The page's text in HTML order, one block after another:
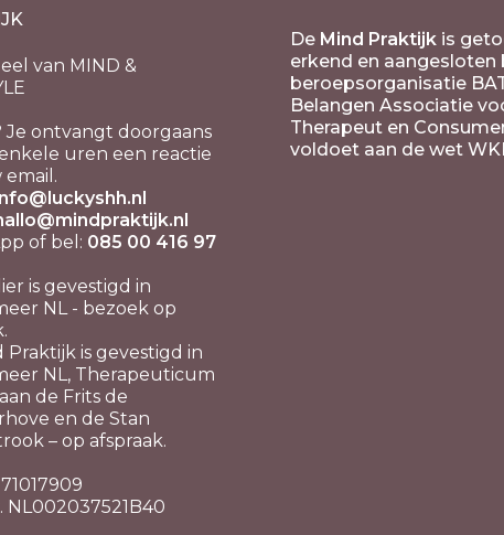
van MIND &
Je ontvangt doorgaans
uren een reactie
of bel: 085 00 416 97
is gevestigd in
NL - bezoek op
Praktijk is gevestigd in
NL, Therapeuticum
de Frits de
en de Stan
– op afspraak.
NL002037521B40
De Mind Praktijk is
erkend en aangesloten
beroepsorganisatie
Belangen Associatie
Therapeut en
voldoet aan de wet